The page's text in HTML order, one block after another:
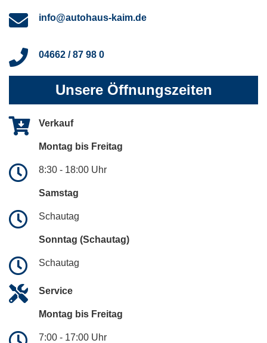
info@autohaus-kaim.de
04662 / 87 98 0
Unsere Öffnungszeiten
Verkauf
Montag bis Freitag
8:30 - 18:00 Uhr
Samstag
Schautag
Sonntag (Schautag)
Schautag
Service
Montag bis Freitag
7:00 - 17:00 Uhr